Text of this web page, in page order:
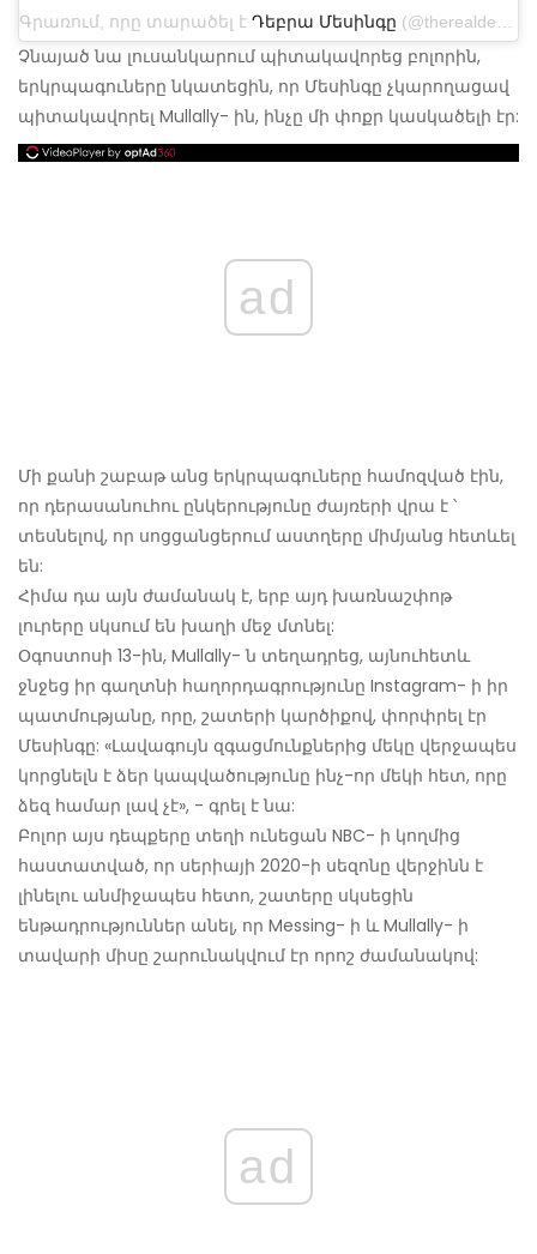
Գրառում, որը տարածել է Դեբրա Մեսինգը (@therealdebramessing) Jul 25, 2019 at 1:11 pm PDT
Չնայած նա լուսանկարում պիտակավորեց բոլորին,
երկրպագուները նկատեցին, որ Մեսինգը չկարողացավ
պիտակավորել Mullally- ին, ինչը մի փոքր կասկածելի էր:
ad
Մի քանի շաբաթ անց երկրպագուները համոզված էին,
որ դերասանուհու ընկերությունը ժայռերի վրա է ՝
տեսնելով, որ սոցցանցերում աստղերը միմյանց հետևել
են:
Հիմա դա այն ժամանակ է, երբ այդ խառնաշփոթ
լուրերը սկսում են խաղի մեջ մտնել:
Օգոստոսի 13-ին, Mullally- ն տեղադրեց, այնուհետև
ջնջեց իր գաղտնի հաղորդագրությունը Instagram- ի իր
պատմությանը, որը, շատերի կարծիքով, փորփրել էր
Մեսինգը: «Լավագույն զգացմունքներից մեկը վերջապես
կորցնելն է ձեր կապվածությունը ինչ-որ մեկի հետ, որը
ձեզ համար լավ չէ», - գրել է նա:
Բոլոր այս դեպքերը տեղի ունեցան NBC- ի կողմից
հաստատված, որ սերիայի 2020-ի սեզոնը վերջինն է
լինելու անմիջապես հետո, շատերը սկսեցին
ենթադրություններ անել, որ Messing- ի և Mullally- ի
տավարի միսը շարունակվում էր որոշ ժամանակով:
ad